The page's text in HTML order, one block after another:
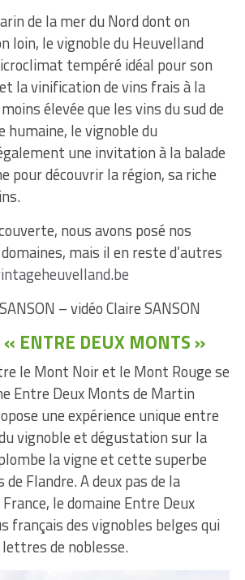
de la mer du Nord dont on
loin, le vignoble du Heuvelland
tempéré idéal pour son
la vinification de vins frais à la
élevée que les vins du sud de
humaine, le vignoble du
une invitation à la balade
pour découvrir la région, sa riche
nous avons posé nos
mais il en reste d’autres
– vidéo Claire SANSON
ENTRE DEUX MONTS »
le Mont Noir et le Mont Rouge se
Entre Deux Monts de Martin
une expérience unique entre
vignoble et dégustation sur la
la vigne et cette superbe
Flandre. A deux pas de la
le domaine Entre Deux
français des vignobles belges qui
de noblesse.